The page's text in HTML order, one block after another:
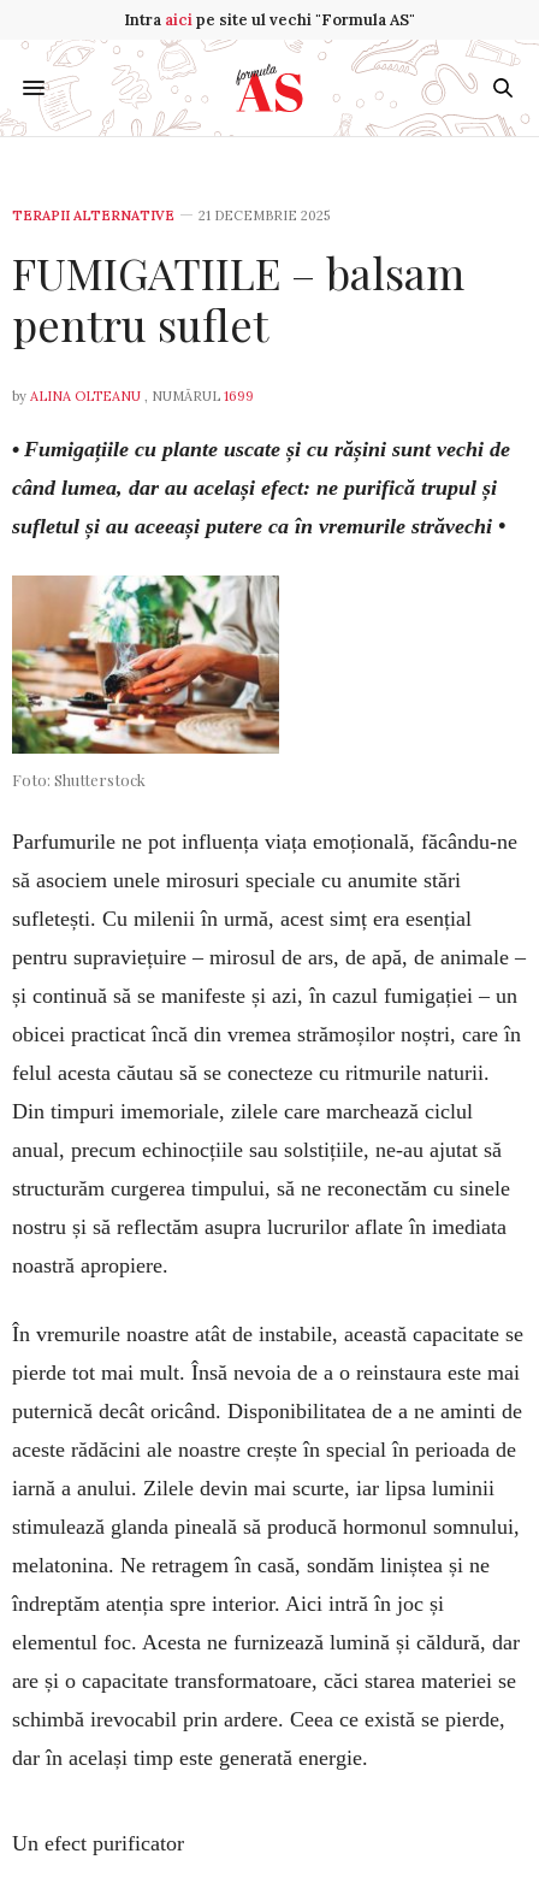
Intra aicipe site ul vechi "Formula AS"
TERAPII ALTERNATIVE 21 DECEMBRIE 2025
FUMIGATIILE – balsam
pentru suflet
by ALINA OLTEANU , NUMĂRUL 1699
• Fumigațiile cu plante uscate și cu rășini sunt vechi de
când lumea, dar au același efect: ne purifică trupul și
sufletul și au aceeași putere ca în vremurile străvechi •
Foto: Shutterstock
Parfumurile ne pot influența viața emo­țio­nală, făcându-ne
să asociem unele miro­suri speciale cu anumite stări
sufletești. Cu milenii în urmă, acest simț era esențial
pentru supraviețuire – mirosul de ars, de apă, de animale –
și continuă să se manifeste și azi, în cazul fu­migației – un
obicei practicat încă din vremea strămoșilor noștri, care în
felul acesta căutau să se co­necteze cu ritmurile naturii.
Din timpuri ime­moriale, zilele care marchează ciclul
anual, precum echinocțiile sau solsti­țiile, ne-au ajutat să
structurăm curge­rea timpului, să ne reconectăm cu sinele
nostru și să reflectăm asupra lucrurilor aflate în imediata
noastră apropiere.
În vremurile noastre atât de insta­bile, această capacitate se
pierde tot mai mult. Însă nevoia de a o reinsta­ura este mai
puternică decât oricând. Disponibilitatea de a ne aminti de
aceste rădăcini ale noastre crește în special în perioada de
iarnă a anului. Zilele devin mai scurte, iar lipsa lu­minii
stimulează glanda pineală să producă hormonul somnului,
mela­to­nina. Ne retragem în casă, sondăm li­niștea și ne
îndreptăm atenția spre in­terior. Aici intră în joc și
elementul foc. Acesta ne furnizează lumină și căl­dură, dar
are și o capacitate trans­for­matoare, căci starea materiei se
schimbă irevocabil prin ardere. Ceea ce există se pierde,
dar în același timp este generată energie.
Un efect purificator